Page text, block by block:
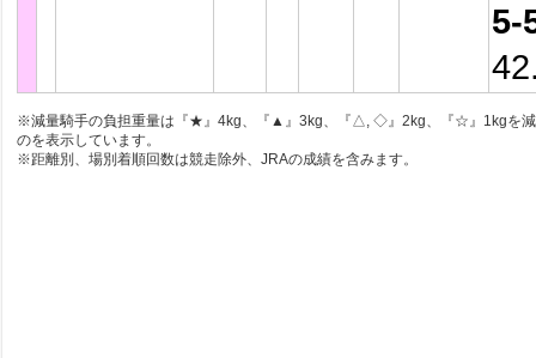
5-
※減量騎手の負担重量は『★』4kg、『▲』3kg、『△, ◇』2kg、『☆』1kgを
のを表示しています。
※距離別、場別着順回数は競走除外、JRAの成績を含みます。